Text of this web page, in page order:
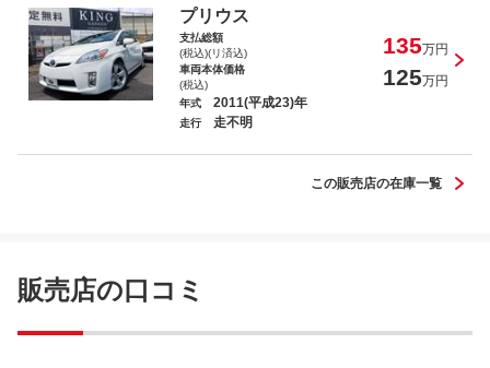
プリウス
支払総額
(税込)(リ済込)
135万円
車両本体価格
(税込)
125万円
年式 2011(平成23)年
走行 走不明
この販売店の在庫一覧
販売店の口コミ